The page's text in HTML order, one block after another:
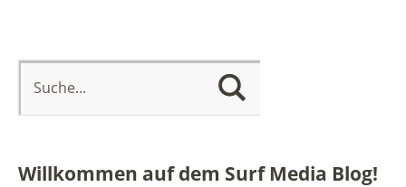
Willkommen auf dem Surf Media Blog!